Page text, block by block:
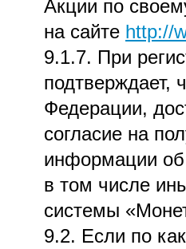
Акции по
на сайте http://
9.1.7. При
подтверждает,
Федерации,
согласие на
информации об
в том числе
системы
9.2. Если по